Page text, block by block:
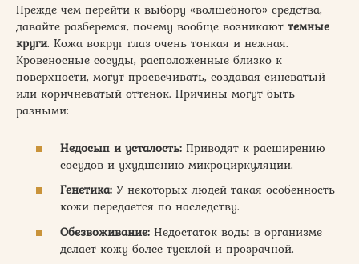
Прежде чем перейти к выбору «волшебного» средства,
давайте разберемся, почему вообще возникают темные
круги. Кожа вокруг глаз очень тонкая и нежная.
Кровеносные сосуды, расположенные близко к
поверхности, могут просвечивать, создавая синеватый
или коричневатый оттенок. Причины могут быть
разными:
Недосып и усталость: Приводят к расширению
сосудов и ухудшению микроциркуляции.
Генетика: У некоторых людей такая особенность
кожи передается по наследству.
Обезвоживание: Недостаток воды в организме
делает кожу более тусклой и прозрачной.